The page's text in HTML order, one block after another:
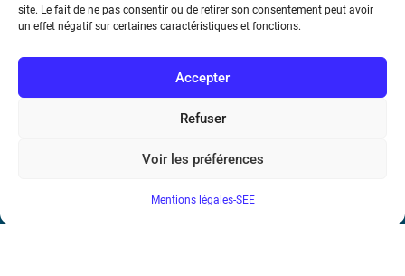
site. Le fait de ne pas consentir ou de retirer son consentement peut avoir
un effet négatif sur certaines caractéristiques et fonctions.
Accepter
Refuser
Voir les préférences
Mentions légales-SEE
Bicentenaire des découvertes d’André-
Conditions Générales de Vente
Mentions légales